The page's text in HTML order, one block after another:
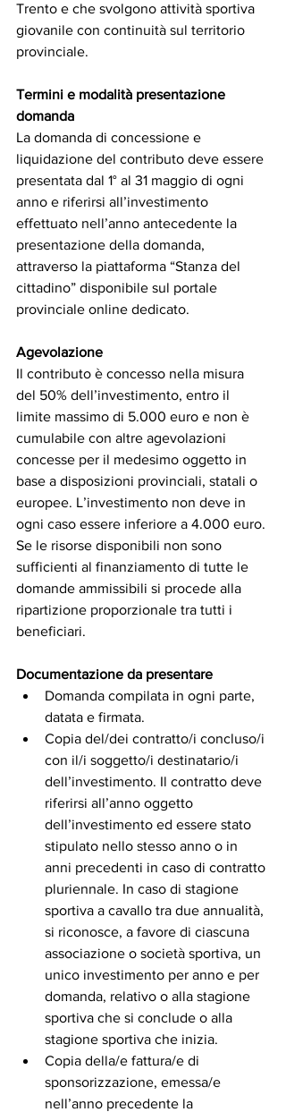
Trento e che svolgono attività sportiva
giovanile con continuità sul territorio
provinciale.
Termini e modalità presentazione
domanda
La domanda di concessione e
liquidazione del contributo deve essere
presentata dal 1° al 31 maggio di ogni
anno e riferirsi all’investimento
effettuato nell’anno antecedente la
presentazione della domanda,
attraverso la piattaforma “Stanza del
cittadino” disponibile sul portale
provinciale online dedicato.
Agevolazione
Il contributo è concesso nella misura
del 50% dell’investimento, entro il
limite massimo di 5.000 euro e non è
cumulabile con altre agevolazioni
concesse per il medesimo oggetto in
base a disposizioni provinciali, statali o
europee. L’investimento non deve in
ogni caso essere inferiore a 4.000 euro.
Se le risorse disponibili non sono
sufficienti al finanziamento di tutte le
domande ammissibili si procede alla
ripartizione proporzionale tra tutti i
beneficiari.
Documentazione da presentare
Domanda compilata in ogni parte,
datata e firmata.
Copia del/dei contratto/i concluso/i
con il/i soggetto/i destinatario/i
dell’investimento. Il contratto deve
riferirsi all’anno oggetto
dell’investimento ed essere stato
stipulato nello stesso anno o in
anni precedenti in caso di contratto
pluriennale. In caso di stagione
sportiva a cavallo tra due annualità,
si riconosce, a favore di ciascuna
associazione o società sportiva, un
unico investimento per anno e per
domanda, relativo o alla stagione
sportiva che si conclude o alla
stagione sportiva che inizia.
Copia della/e fattura/e di
sponsorizzazione, emessa/e
nell’anno precedente la